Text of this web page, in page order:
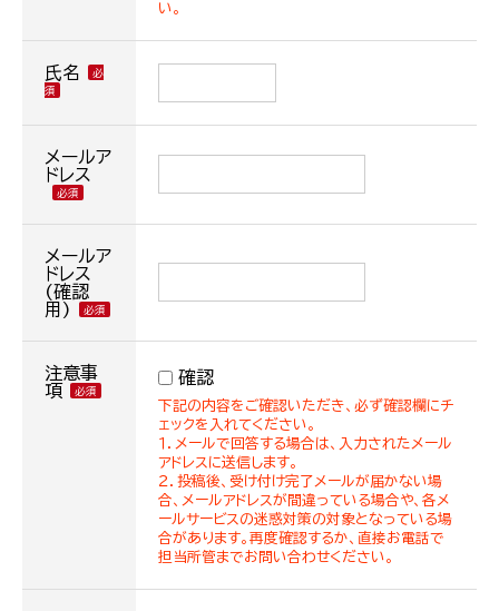
い。
氏名
メールア
ドレス
メールア
ドレス
(確認
用)
注意事
項
確認
下記の内容をご確認いただき、必ず確認欄にチ
ェックを入れてください。
１．メールで回答する場合は、入力されたメール
アドレスに送信します。
２．投稿後、受け付け完了メールが届かない場
合、メールアドレスが間違っている場合や、各メ
ールサービスの迷惑対策の対象となっている場
合があります。再度確認するか、直接お電話で
担当所管までお問い合わせください。